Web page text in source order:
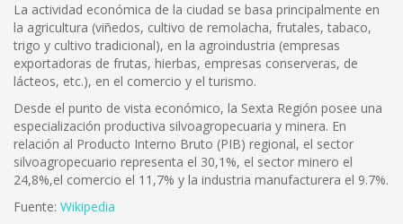
La actividad económica de la ciudad se basa principalmente en
la agricultura (viñedos, cultivo de remolacha, frutales, tabaco,
trigo y cultivo tradicional), en la agroindustria (empresas
exportadoras de frutas, hierbas, empresas conserveras, de
lácteos, etc.), en el comercio y el turismo.
Desde el punto de vista económico, la Sexta Región posee una
especialización productiva silvoagropecuaria y minera. En
relación al Producto Interno Bruto (PIB) regional, el sector
silvoagropecuario representa el 30,1%, el sector minero el
24,8%,el comercio el 11,7% y la industria manufacturera el 9.7%.
Fuente: Wikipedia